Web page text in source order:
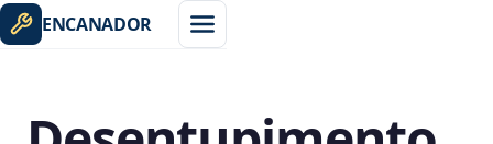
ENCANADOR